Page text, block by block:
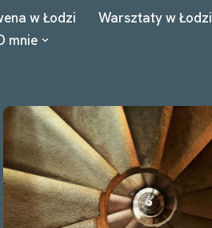
w Łodzi
Warsztaty w Łodzi
mnie